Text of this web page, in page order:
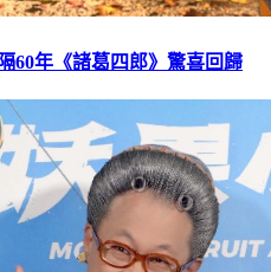
年《諸葛四郎》驚喜回歸